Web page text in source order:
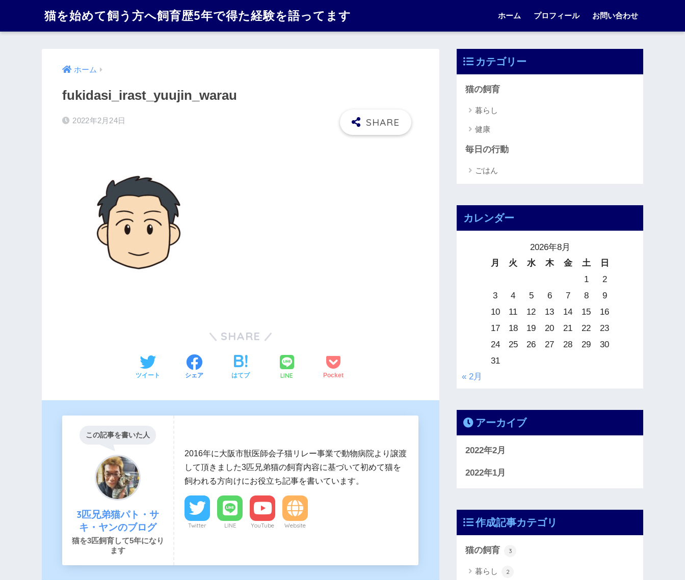
猫を始めて飼う方へ飼育歴5年で得た経験を語ってます ホーム プロフィール お問い合わせ
ホーム
fukidasi_irast_yuujin_warau
2022年2月24日
SHARE
ツイート シェア はてブ LINE Pocket
この記事を書いた人
3匹兄弟猫パト・サ
キ・ヤンのブログ
猫を3匹飼育して5年になり
ます
2016年に大阪市獣医師会子猫リレー事業で動物病院より譲渡
して頂きました3匹兄弟猫の飼育内容に基づいて初めて猫を
飼われる方向けにお役立ち記事を書いています。
Twitter LINE YouTube Website
カテゴリー
猫の飼育
暮らし
健康
毎日の行動
ごはん
カレンダー
2026年8月
月
火 水 木 金 土
日
1
2
3
4 5 6 7 8
9
10
11 12 13 14 15
16
17
18 19 20 21 22
23
24
25 26 27 28 29
30
31
« 2月
アーカイブ
2022年2月
2022年1月
作成記事カテゴリ
猫の飼育 3
暮らし 2